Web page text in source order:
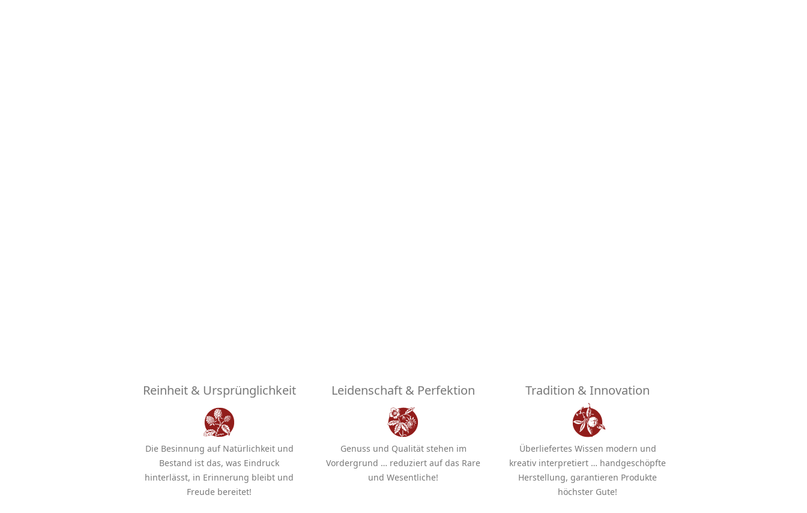
Reinheit & Ursprünglichkeit
Die Besinnung auf Natürlichkeit und
Bestand ist das, was Eindruck
hinterlässt, in Erinnerung bleibt und
Freude bereitet!
Leidenschaft & Perfektion
Genuss und Qualität stehen im
Vordergrund … reduziert auf das Rare
und Wesentliche!
Tradition & Innovation
Überliefertes Wissen modern und
kreativ interpretiert … handgeschöpfte
Herstellung, garantieren Produkte
höchster Gute!